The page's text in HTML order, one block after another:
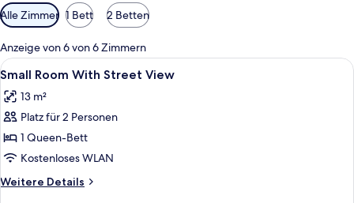
Verfügbare
Filter
für
Zimmer
Alle Zimmer 1 Bett 2 Betten
Anzeige von 6 von 6 Zimmern
Alle
Fotos
für
Small
Room
With
Street
View
Ein Hotelzimmer mit einem großen
30
Small Room With Street View
13 m²
Platz für 2 Personen
1 Queen-Bett
Kostenloses WLAN
Weitere Details
Weitere